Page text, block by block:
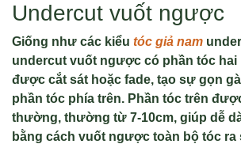
Undercut vuốt ngược
Giống như các kiểu tóc giả nam
undercut vuốt ngược có phần tóc hai
được cắt sát hoặc fade, tạo sự gọn
phần tóc phía trên. Phần tóc trên
thường, thường từ 7-10cm, giúp dễ
bằng cách vuốt ngược toàn bộ tóc ra